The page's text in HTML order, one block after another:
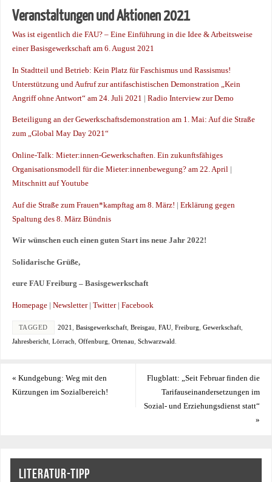
Veranstaltungenund Aktionen2021
Was ist eigentlich die FAU? – Eine Einführung in die Idee & Arbeitsweise
einer Basisgewerkschaft am 6. August 2021
In Stadtteil und Betrieb: Kein Platz für Faschismus und Rassismus!
Unterstützung und Aufruf zur antifaschistischen Demonstration „Kein
Angriff ohne Antwort“ am 24. Juli 2021 | Radio Interview zur Demo
Beteiligung an der Gewerkschaftsdemonstration am 1. Mai: Auf die Straße
zum „Global May Day 2021“
Online-Talk: Mieter:innen-Gewerkschaften. Ein zukunftsfähiges
Organisationsmodell für die Mieter:innenbewegung? am 22. April|
Mitschnitt auf Youtube
Auf die Straße zum Frauen*kampftag am 8. März! | Erklärung gegen
Spaltung des 8. März Bündnis
Wir wünschen euch einen guten Start ins neue Jahr 2022!
Solidarische Grüße,
eure FAU Freiburg – Basisgewerkschaft
Homepage| Newsletter| Twitter| Facebook
TAGGED 2021 Basisgewerkschaft, Breisgau FAU, Freiburg Gewerkschaft,
Jahresbericht, Lörrach Offenburg Ortenau Schwarzwald
« Kundgebung: Weg mit den
Kürzungen im Sozialbereich!
Flugblatt: „Seit Februar finden die
Tarifauseinandersetzungen im
Sozial- und Erziehungsdienst statt“
»
LITERATUR-TIPP